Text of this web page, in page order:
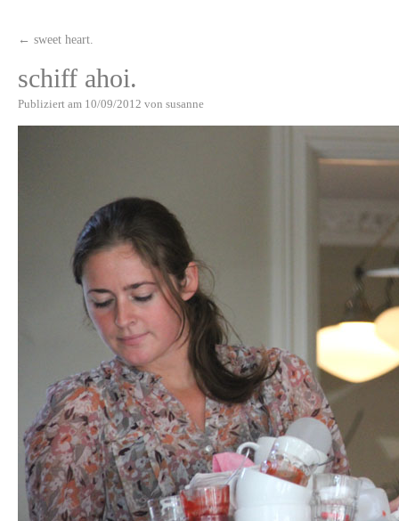
← sweet heart.
schiff ahoi.
Publiziert am 10/09/2012 von susanne